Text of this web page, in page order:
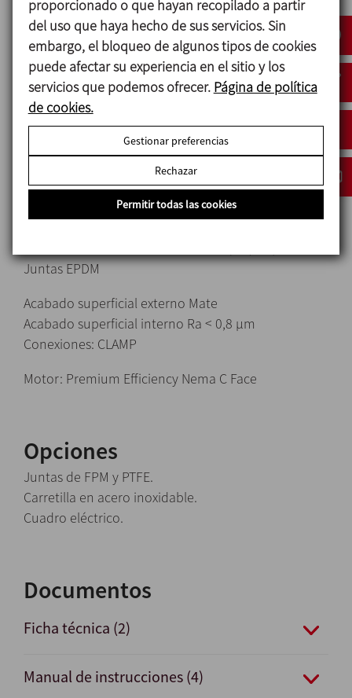
Como estándar, la parte estacionaria y la parte
giratoria son de carburo de silicio, con juntas en
EPDM.
Materiales
Piezas en contacto con el producto Acero
inoxidable AISI 316L (1.4404)
Otras piezas de acero Acero inoxidable AISI 304
Juntas EPDM
Acabado superficial externo Mate
Acabado superficial interno Ra < 0,8 μm
Conexiones: CLAMP
Motor: Premium Efficiency Nema C Face
Opciones
Juntas de FPM y PTFE.
Carretilla en acero inoxidable.
Cuadro eléctrico.
Documentos
Ficha técnica (2)
Manual de instrucciones (4)
proporcionado o que hayan recopilado a partir
del uso que haya hecho de sus servicios. Sin
embargo, el bloqueo de algunos tipos de cookies
puede afectar su experiencia en el sitio y los
servicios que podemos ofrecer. Página de política
de cookies.
Gestionar preferencias
Rechazar
Permitir todas las cookies